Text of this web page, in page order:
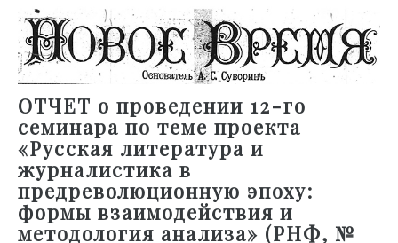
ОТЧЕТ о проведении 12-го
семинара по теме проекта
«Русская литература и
журналистика в
предреволюционную эпоху:
формы взаимодействия и
методология анализа» (РНФ, №